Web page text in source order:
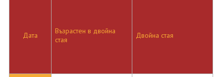
Дата
Възрастен в двойна
стая
Двойна стая